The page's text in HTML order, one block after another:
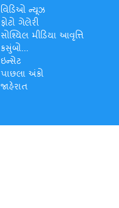
વિડિઓ ન્યૂઝ
ફોટો ગેલેરી
સોશ્યિલ મીડિયા આવૃત્તિ
કસુંબો...
ઇન્સેટ
પાછલા અંકો
જાહેરાત